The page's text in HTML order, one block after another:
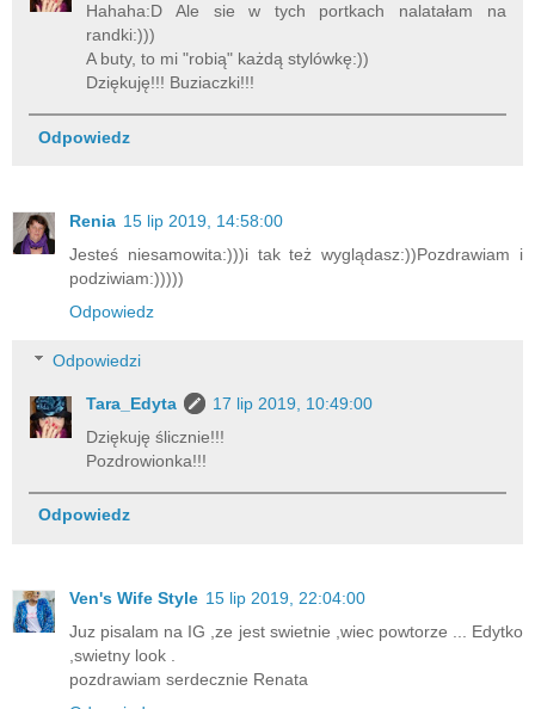
Hahaha:D Ale sie w tych portkach nalatałam na
randki:)))
A buty, to mi "robią" każdą stylówkę:))
Dziękuję!!! Buziaczki!!!
Odpowiedz
Renia 15 lip 2019, 14:58:00
Jesteś niesamowita:)))i tak też wyglądasz:))Pozdrawiam i
podziwiam:)))))
Odpowiedz
Odpowiedzi
Tara_Edyta
17 lip 2019, 10:49:00
Dziękuję ślicznie!!!
Pozdrowionka!!!
Odpowiedz
Ven's Wife Style 15 lip 2019, 22:04:00
Juz pisalam na IG ,ze jest swietnie ,wiec powtorze ... Edytko
,swietny look .
pozdrawiam serdecznie Renata